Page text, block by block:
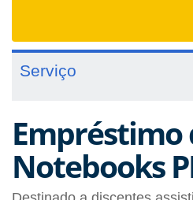
Serviço
Empréstimo
Notebooks